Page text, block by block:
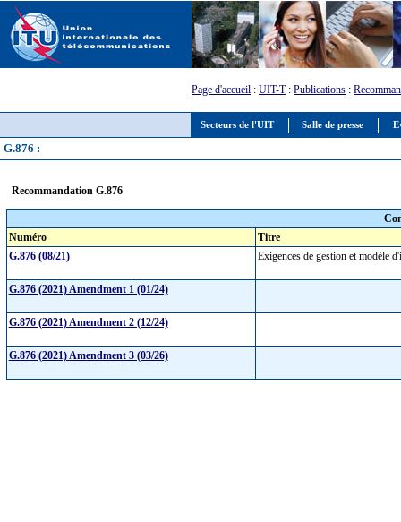
Secteurs de l'UIT Salle de presse
Page d'accueil : UIT-T: Publications :
G.876 :
Recommandation G.876
Numéro
Titre
G.876 (08/21)
Exigences de gestion et modèle
G.876 (2021) Amendment 1 (01/24)
G.876 (2021) Amendment 2 (12/24)
G.876 (2021) Amendment 3 (03/26)